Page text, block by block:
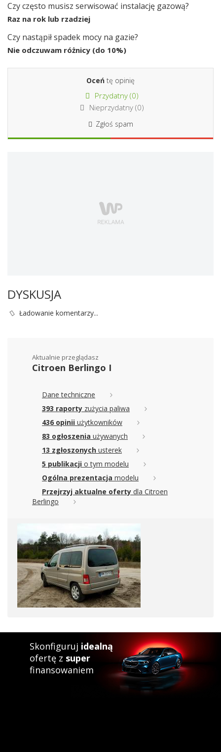
Czy często musisz serwisować instalację gazową?
Raz na rok lub rzadziej
Czy nastąpił spadek mocy na gazie?
Nie odczuwam różnicy (do 10%)
Oceń tę opinię
Przydatny (0)
Nieprzydatny (0)
Zgłoś spam
DYSKUSJA
Ładowanie komentarzy...
Aktualnie przeglądasz
Citroen Berlingo I
Dane techniczne
393 raporty zużycia paliwa
436 opinii użytkowników
83 ogłoszenia używanych
13 zgłoszonych usterek
5 publikacji o tym modelu
Ogólna prezentacja modelu
Przejrzyj aktualne oferty dla Citroen
Berlingo
Skonfiguruj idealną
ofertę z super
finansowaniem